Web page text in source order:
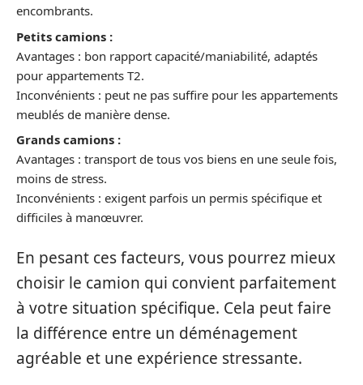
encombrants.
Petits camions :
Avantages : bon rapport capacité/maniabilité, adaptés
pour appartements T2.
Inconvénients : peut ne pas suffire pour les appartements
meublés de manière dense.
Grands camions :
Avantages : transport de tous vos biens en une seule fois,
moins de stress.
Inconvénients : exigent parfois un permis spécifique et
difficiles à manœuvrer.
En pesant ces facteurs, vous pourrez mieux
choisir le camion qui convient parfaitement
à votre situation spécifique. Cela peut faire
la différence entre un déménagement
agréable et une expérience stressante.